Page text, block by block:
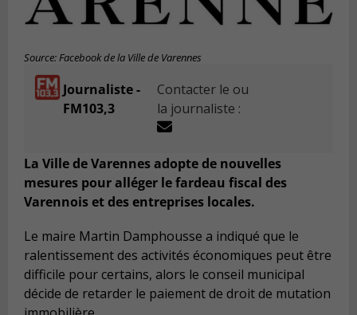
Source: Facebook de la Ville de Varennes
Journaliste -
FM103,3
Contacter le ou
la journaliste :
La Ville de Varennes adopte de nouvelles
mesures pour alléger le fardeau fiscal des
Varennois et des entreprises locales.
Le maire Martin Damphousse a indiqué que le
ralentissement des activités économiques peut être
difficile pour certains, alors le conseil municipal
décide de retarder le paiement de droit de mutation